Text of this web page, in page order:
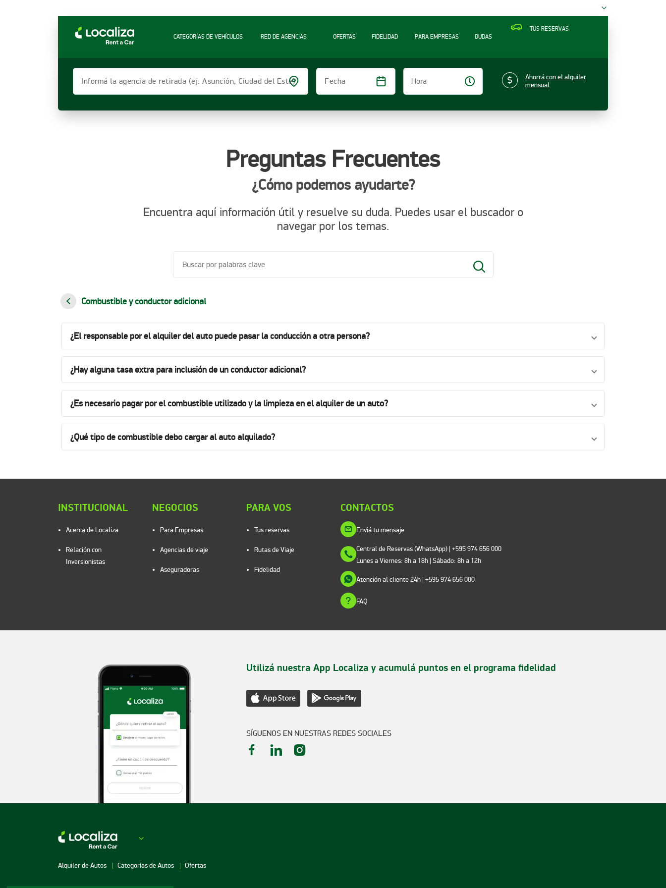
TUS RESERVAS
CATEGORÍAS DE VEHÍCULOS
RED DE AGENCIAS OFERTAS FIDELIDAD PARA EMPRESAS DUDAS
Informá la agencia de retirada (ej: Asunción, Ciudad del Este) Fecha
Hora
Ahorrá con el alquiler
mensual
Preguntas Frecuentes
¿Cómo podemos ayudarte?
Encuentra aquí información útil y resuelve su duda. Puedes usar el buscador o
navegar por los temas.
Combustible y conductor adicional
¿El responsable por el alquiler del auto puede pasar la conducción a otra persona?
¿Hay alguna tasa extra para inclusión de un conductor adicional?
¿Es necesario pagar por el combustible utilizado y la limpieza en el alquiler de un auto?
¿Qué tipo de combustible debo cargar al auto alquilado?
INSTITUCIONAL
Acerca de Localiza
Relación con
Inversionistas
NEGOCIOS
Para Empresas
Agencias de viaje
Aseguradoras
PARA VOS
Tus reservas
Rutas de Viaje
Fidelidad
CONTACTOS
Enviá tu mensaje
Central de Reservas (WhatsApp) | +595 974 656 000
Lunes a Viernes: 8h a 18h | Sábado: 8h a 12h
Atención al cliente 24h | +595 974 656 000
FAQ
Utilizá nuestra App Localiza y acumulá puntos en el programa fidelidad
SÍGUENOS EN NUESTRAS REDES SOCIALES
Alquiler de Autos Categorías de Autos Ofertas